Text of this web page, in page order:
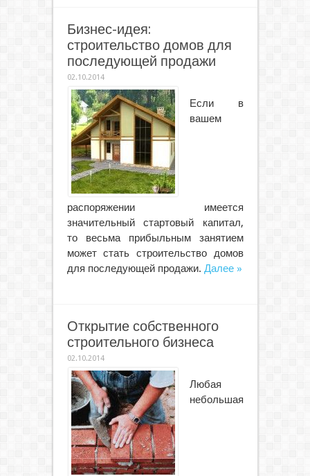
Бизнес-идея:
строительство домов для
последующей продажи
02.10.2014
Если в
вашем
распоряжении имеется
значительный стартовый капитал,
то весьма прибыльным занятием
может стать строительство домов
для последующей продажи. Далее »
Открытие собственного
строительного бизнеса
02.10.2014
Любая
небольшая